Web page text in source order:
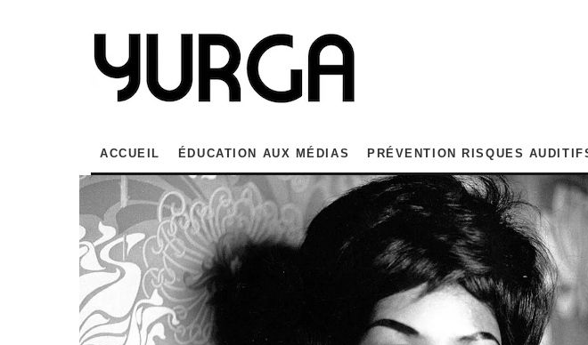
ACCUEIL ÉDUCATION AUX MÉDIAS PRÉVENTION RISQUES